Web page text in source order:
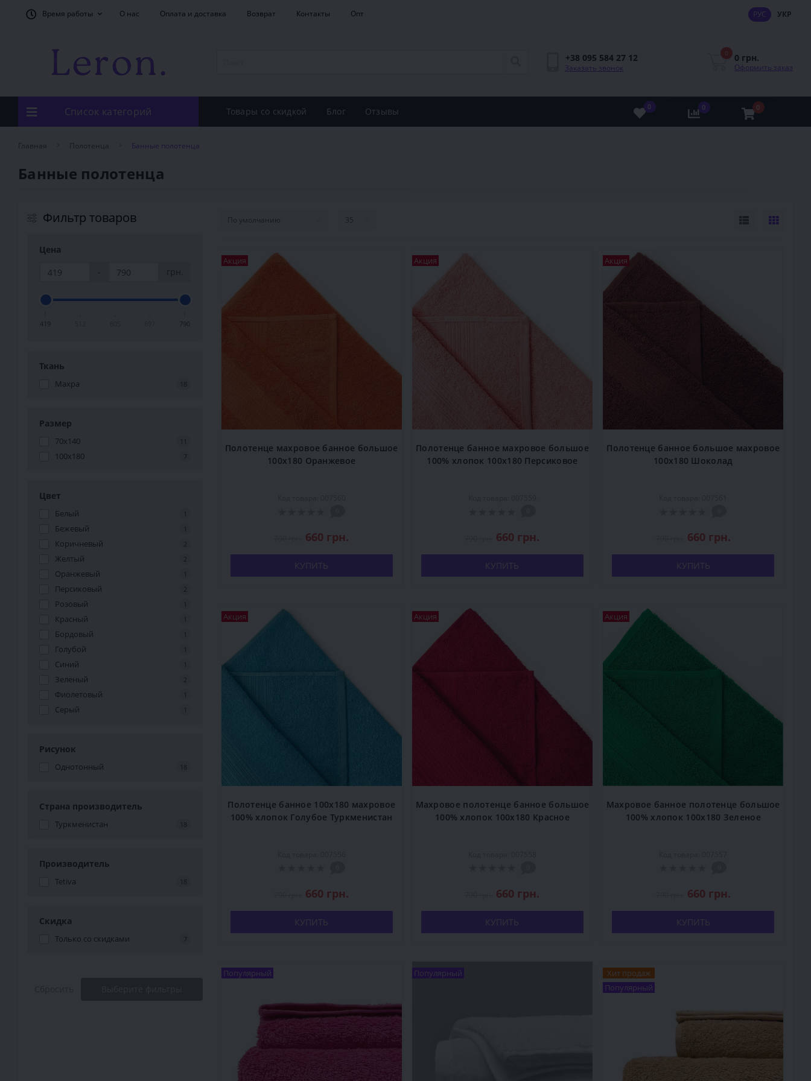
Время работы О нас Оплата и доставка Возврат Контакты Опт РУС УКР
+38 095 584 27 12
Заказать звонок
0 0 грн.
Оформить заказ
Список категорий Товары со скидкой Блог Отзывы 0 0 0
Главная Полотенца Банные полотенца
Банные полотенца
Фильтр товаров
Цена
-
грн.
419 790
Ткань
Махра 18
Размер
70x140
100х180 7
Цвет
Белый
Бежевый
Коричневый 2
Желтый 2
Оранжевый
Персиковый 2
Розовый
Красный
Бордовый
Голубой
Синий
Зеленый 2
Фиолетовый
Серый
Рисунок
Однотонный 18
Страна производитель
Туркменистан 18
Производитель
Tetiva 18
Скидка
Только со cкидками 7
Акция
Полотенце махровое банное большое
100x180 Оранжевое
660 грн.
КУПИТЬ
Акция
Полотенце банное махровое большое
100% хлопок 100x180 Персиковое
660 грн.
КУПИТЬ
Акция
Полотенце банное большое махровое
100x180 Шоколад
660 грн.
КУПИТЬ
Акция
Полотенце банное 100x180 махровое
100% хлопок Голубое Туркменистан
660 грн.
КУПИТЬ
Акция
Махровое полотенце банное большое
100% хлопок 100x180 Красное
660 грн.
КУПИТЬ
Акция
Махровое банное полотенце большое
100% хлопок 100x180 Зеленое
660 грн.
КУПИТЬ
Популярный Популярный
Хит продаж
Популярный